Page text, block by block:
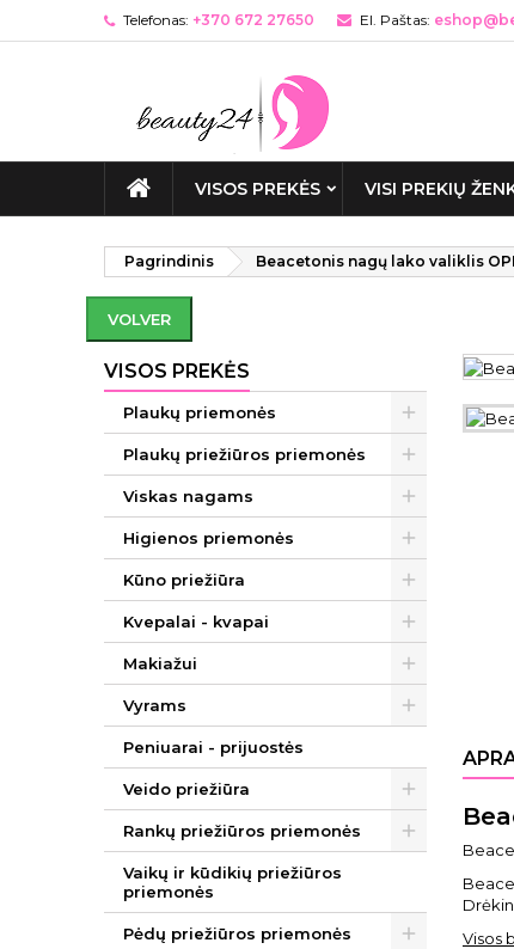
Telefonas: +370 672 27650 El. Paštas:
VISOS PREKĖS VISI PREKIŲ
Pagrindinis Beacetonis nagų lako valiklis
VOLVER
VISOS PREKĖS
Plaukų priemonės
Plaukų priežiūros priemonės
Viskas nagams
Higienos priemonės
Kūno priežiūra
Kvepalai - kvapai
Makiažui
Vyrams
Peniuarai - prijuostės
Veido priežiūra
Rankų priežiūros priemonės
Vaikų ir kūdikių priežiūros
priemonės
Pėdų priežiūros priemonės
Visos